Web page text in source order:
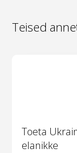
Teised
Toeta
elanikke